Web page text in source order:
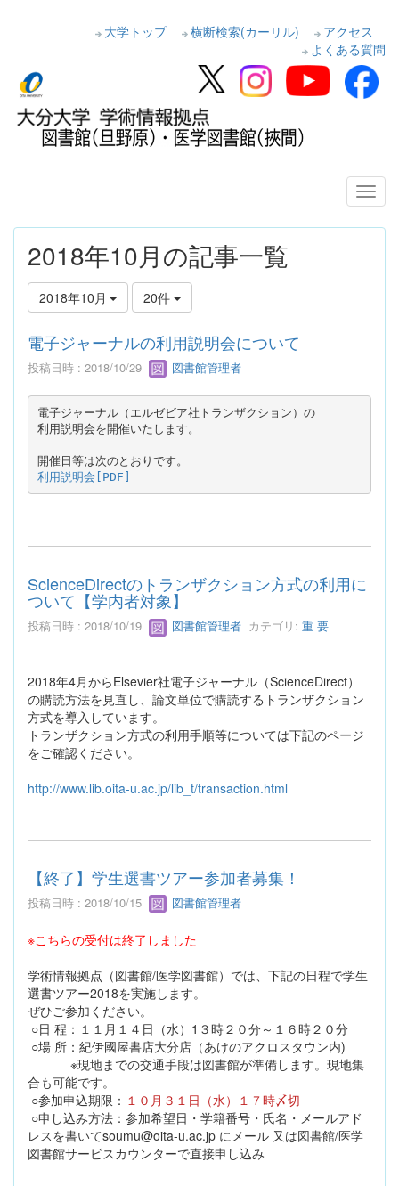
大学トップ 横断検索(カーリル)
アクセス
よくある質問
2018年10月の記事一覧
2018年10月 20件
電子ジャーナルの利用説明会について
投稿日時 : 2018/10/29 図書館管理者
電子ジャーナル（エルゼビア社トランザクション）の
開催日等は次のとおりです。
利用説明会[PDF]
ScienceDirectのトランザクション方式の利用に
ついて【学内者対象】
投稿日時 : 2018/10/19 図書館管理者 カテゴリ: 重 要
2018年4月からElsevier社電子ジャーナル（ScienceDirect）
の購読方法を見直し、論文単位で購読するトランザクション
方式を導入しています。
トランザクション方式の利用手順等については下記のページ
をご確認ください。
http://www.lib.oita-u.ac.jp/lib_t/transaction.html
【終了】学生選書ツアー参加者募集！
投稿日時 : 2018/10/15 図書館管理者
※こちらの受付は終了しました
学術情報拠点（図書館/医学図書館）では、下記の日程で学生
選書ツアー2018を実施します。
ぜひご参加ください。
○日 程：１１月１４日（水）1３時２０分～１６時２０分
○場 所：紀伊國屋書店大分店（あけのアクロスタウン内)
※現地までの交通手段は図書館が準備します。現地集
合も可能です。
○参加申込期限： １０月３１日（水）１７時〆切
○申し込み方法：参加希望日・学籍番号・氏名・メールアド
レスを書いてsoumu@oita-u.ac.jp にメール 又は図書館/医学
図書館サービスカウンターで直接申し込み